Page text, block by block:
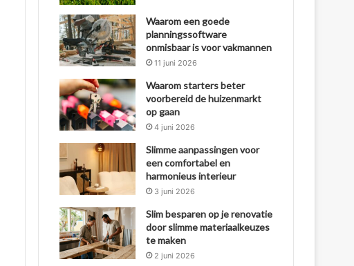
Waarom een goede
planningssoftware
onmisbaar is voor vakmannen
11 juni 2026
Waarom starters beter
voorbereid de huizenmarkt
op gaan
4 juni 2026
Slimme aanpassingen voor
een comfortabel en
harmonieus interieur
3 juni 2026
Slim besparen op je renovatie
door slimme materiaalkeuzes
te maken
2 juni 2026